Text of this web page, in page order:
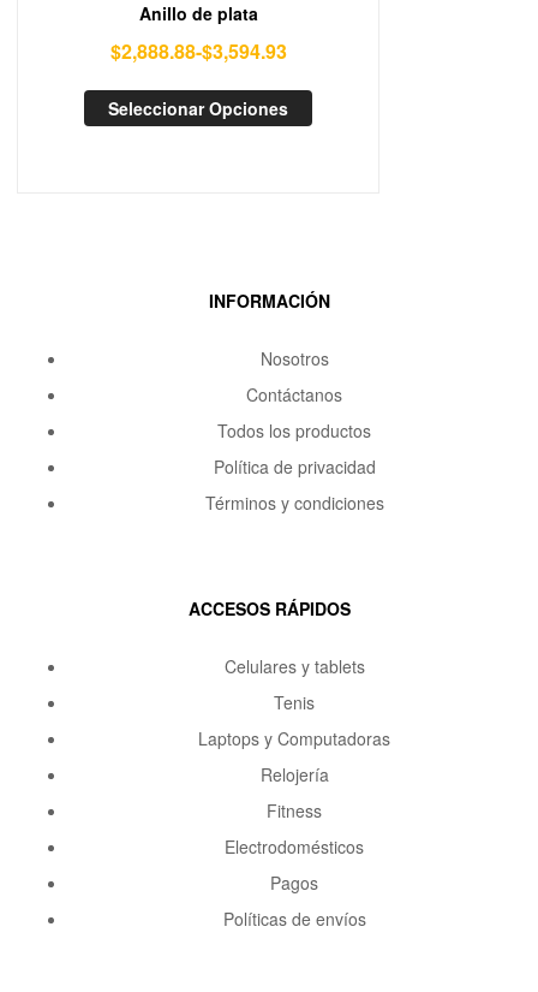
Anillo de plata
$2,888.88-$3,594.93
Seleccionar Opciones
INFORMACIÓN
Nosotros
Contáctanos
Todos los productos
Política de privacidad
Términos y condiciones
ACCESOS RÁPIDOS
Celulares y tablets
Tenis
Laptops y Computadoras
Relojería
Fitness
Electrodomésticos
Pagos
Políticas de envíos